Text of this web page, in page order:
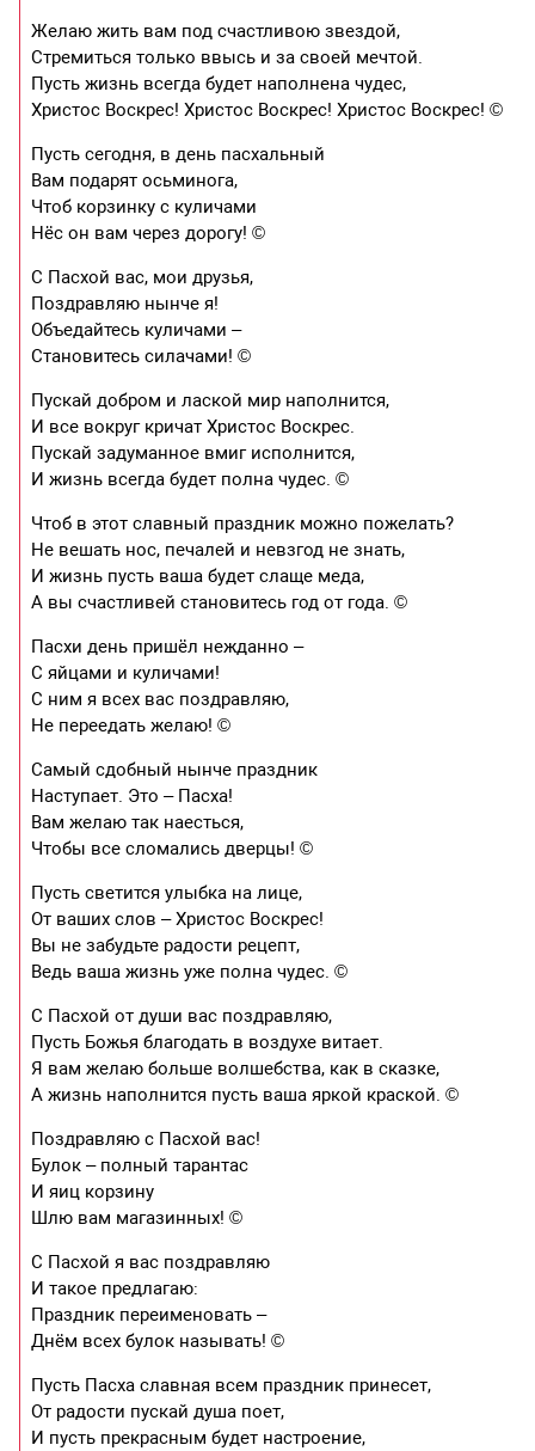
Желаю жить вам под счастливою звездой,
Стремиться только ввысь и за своей мечтой.
Пусть жизнь всегда будет наполнена чудес,
Христос Воскрес! Христос Воскрес! Христос Воскрес! ©
Пусть сегодня, в день пасхальный
Вам подарят осьминога,
Чтоб корзинку с куличами
Нёс он вам через дорогу! ©
С Пасхой вас, мои друзья,
Поздравляю нынче я!
Объедайтесь куличами –
Становитесь силачами! ©
Пускай добром и лаской мир наполнится,
И все вокруг кричат Христос Воскрес.
Пускай задуманное вмиг исполнится,
И жизнь всегда будет полна чудес. ©
Чтоб в этот славный праздник можно пожелать?
Не вешать нос, печалей и невзгод не знать,
И жизнь пусть ваша будет слаще меда,
А вы счастливей становитесь год от года. ©
Пасхи день пришёл нежданно –
С яйцами и куличами!
С ним я всех вас поздравляю,
Не переедать желаю! ©
Самый сдобный нынче праздник
Наступает. Это – Пасха!
Вам желаю так наесться,
Чтобы все сломались дверцы! ©
Пусть светится улыбка на лице,
От ваших слов – Христос Воскрес!
Вы не забудьте радости рецепт,
Ведь ваша жизнь уже полна чудес. ©
С Пасхой от души вас поздравляю,
Пусть Божья благодать в воздухе витает.
Я вам желаю больше волшебства, как в сказке,
А жизнь наполнится пусть ваша яркой краской. ©
Поздравляю с Пасхой вас!
Булок – полный тарантас
И яиц корзину
Шлю вам магазинных! ©
С Пасхой я вас поздравляю
И такое предлагаю:
Праздник переименовать –
Днём всех булок называть! ©
Пусть Пасха славная всем праздник принесет,
От радости пускай душа поет,
И пусть прекрасным будет настроение,